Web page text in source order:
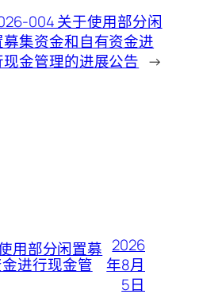
004 关于使用部分闲
募集资金和自有资金进
现金管理的进展公告 →
用部分闲置募
进行现金管
2026
年8月
5日